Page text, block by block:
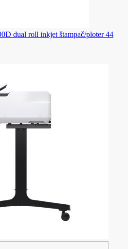
dual roll inkjet štampač/ploter 44